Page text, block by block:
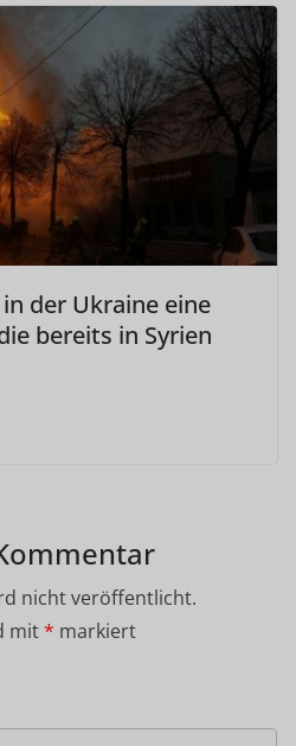
der Ukraine eine
bereits in Syrien
nicht veröffentlicht.
mit* markiert